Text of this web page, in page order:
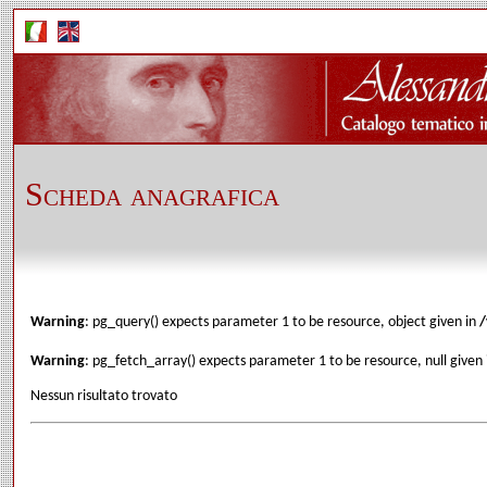
Scheda anagrafica
Warning: pg_query() expects parameter 1 to be resource, object given in /
Warning: pg_fetch_array() expects parameter 1 to be resource, null
Nessun risultato trovato